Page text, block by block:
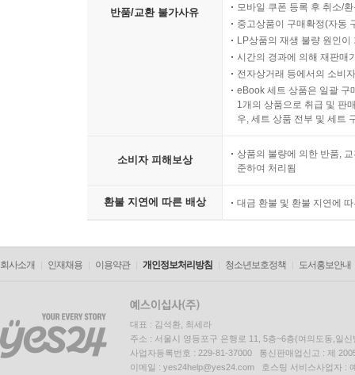
반품/교환 불가사유
모바일 쿠폰 등록 후 취소/
중고상품이 구매확정(자동
LP상품의 재생 불량 원인
시간의 경과에 의해 재판매
전자상거래 등에서의 소비
eBook 세트 상품은 일괄 구
1개의 상품으로 취급 및 판
우, 세트 상품 전부 및 세트
소비자 피해보상
상품의 불량에 의한 반품,
준하여 처리됨
환불 지연에 따른 배상 대금 환불 및 환불 지연에
회사소개 인재채용 이용약관 개인정보처리방침 청소년보호정책 도서홍보안내
대표 : 김석환, 최세라
주소 : 서울시 영등포구 은행로 11, 5층~6층(여의도동,일신
사업자등록번호 : 229-81-37000 통신판매업신고 : 제
이메일 : yes24help@yes24.com 호스팅 서비스사업자 :